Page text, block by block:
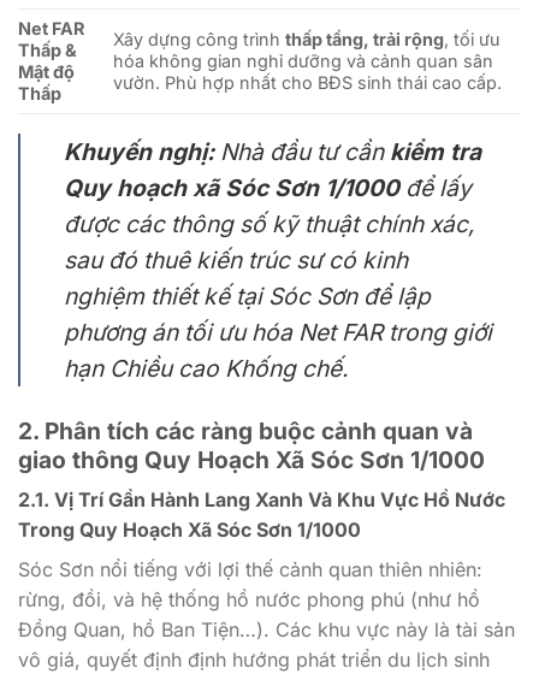
Net FAR
Thấp &
Mật độ
Thấp
Xây dựng công trìnhthấp tầng, trải rộng, tối ưu
hóa không gian nghỉ dưỡng và cảnh quan sân
vườn. Phù hợp nhất cho BĐS sinh thái cao cấp.
Khuyến nghị:Nhà đầu tư cần kiểm tra
Quy hoạch xã Sóc Sơn 1/1000để lấy
được các thông số kỹ thuật chính xác,
sau đó thuê kiến trúc sư có kinh
nghiệm thiết kế tại Sóc Sơn để lập
phương án tối ưu hóa Net FAR trong giới
hạn Chiều cao Khống chế.
2. Phân tích các ràng buộc cảnh quan và
giao thông Quy Hoạch Xã Sóc Sơn 1/1000
2.1. Vị Trí Gần Hành Lang Xanh Và Khu Vực Hồ Nước
Trong Quy Hoạch Xã Sóc Sơn 1/1000
Sóc Sơn nổi tiếng với lợi thế cảnh quan thiên nhiên:
rừng, đồi, và hệ thống hồ nước phong phú (như hồ
Đồng Quan, hồ Ban Tiện…). Các khu vực này là tài sản
vô giá, quyết định định hướng phát triển du lịch sinh